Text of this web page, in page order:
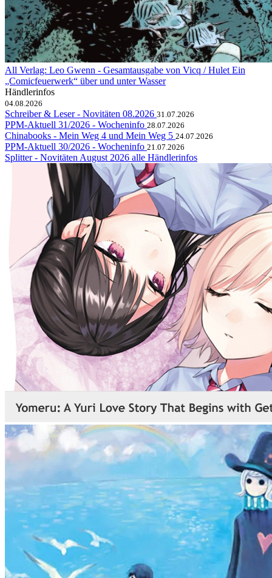
All Verlag: Leo Gwenn - Gesamtausgabe von Vicq / Hulet Ein
„Comicfeuerwerk“ über und unter Wasser
Händlerinfos
04.08.2026
Schreiber & Leser - Novitäten 08.2026 31.07.2026
PPM-Aktuell 31/2026 - Wocheninfo 28.07.2026
Chinabooks - Mein Weg 4 und Mein Weg 5 24.07.2026
PPM-Aktuell 30/2026 - Wocheninfo 21.07.2026
Splitter - Novitäten August 2026 alle Händlerinfos